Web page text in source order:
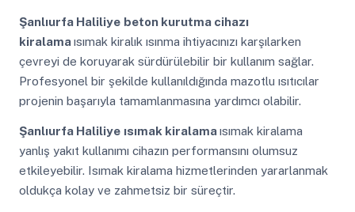
Şanlıurfa Haliliye beton kurutma cihazı
kiralamaısımak kiralık ısınma ihtiyacınızı karşılarken
çevreyi de koruyarak sürdürülebilir bir kullanım sağlar.
Profesyonel bir şekilde kullanıldığında mazotlu ısıtıcılar
projenin başarıyla tamamlanmasına yardımcı olabilir.
Şanlıurfa Haliliye ısımak kiralamaısımak kiralama
yanlış yakıt kullanımı cihazın performansını olumsuz
etkileyebilir. Isımak kiralama hizmetlerinden yararlanmak
oldukça kolay ve zahmetsiz bir süreçtir.